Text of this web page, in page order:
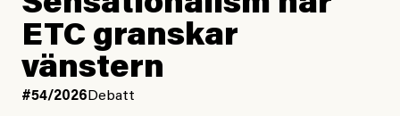
ETC granskar
vänstern
#54/2026 Debatt